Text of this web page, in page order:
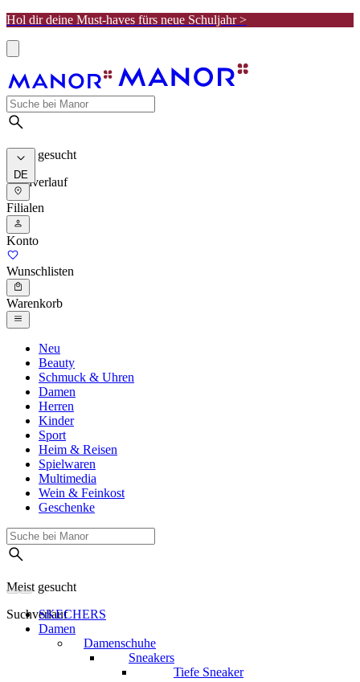
Hol dir deine Must-haves fürs neue Schuljahr >
Meist gesucht
Suchverlauf
DE
Filialen
Konto
Wunschlisten
Warenkorb
Neu
Beauty
Schmuck & Uhren
Damen
Herren
Kinder
Sport
Heim & Reisen
Spielwaren
Multimedia
Wein & Feinkost
Geschenke
Meist gesucht
SuchverlaufSKECHERS
Damen
Damenschuhe
Sneakers
Tiefe Sneaker